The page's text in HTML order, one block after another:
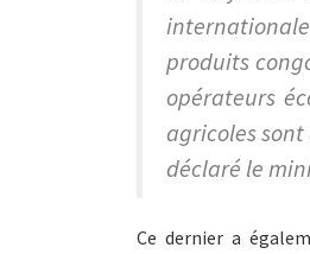
produits
opérateurs
agricoles
déclaré le
Ce dernier a